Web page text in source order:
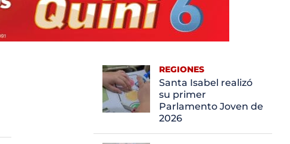
REGIONES
Santa Isabel realizó
su primer
Parlamento Joven de
2026